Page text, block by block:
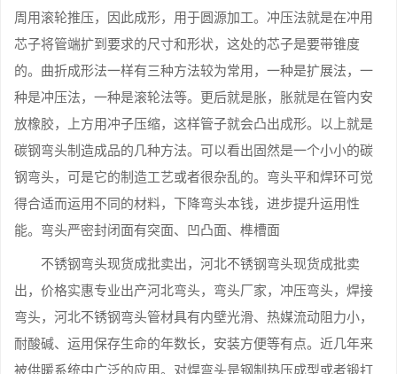
周用滚轮推压，因此成形，用于圆源加工。冲压法就是在冲用
芯子将管端扩到要求的尺寸和形状，这处的芯子是要带锥度
的。曲折成形法一样有三种方法较为常用，一种是扩展法，一
种是冲压法，一种是滚轮法等。更后就是胀，胀就是在管内安
放橡胶，上方用冲子压缩，这样管子就会凸出成形。以上就是
碳钢弯头制造成品的几种方法。可以看出固然是一个小小的碳
钢弯头，可是它的制造工艺或者很杂乱的。弯头平和焊环可觉
得合适而运用不同的材料，下降弯头本钱，进步提升运用性
能。弯头严密封闭面有突面、凹凸面、榫槽面
不锈钢弯头现货成批卖出，河北不锈钢弯头现货成批卖
出，价格实惠专业出产河北弯头，弯头厂家，冲压弯头，焊接
弯头，河北不锈钢弯头管材具有内壁光滑、热媒流动阻力小，
耐酸碱、运用保存生命的年数长，安装方便等有点。近几年来
被供暖系统中广泛的应用。对焊弯头是钢制热压成型或者锻打